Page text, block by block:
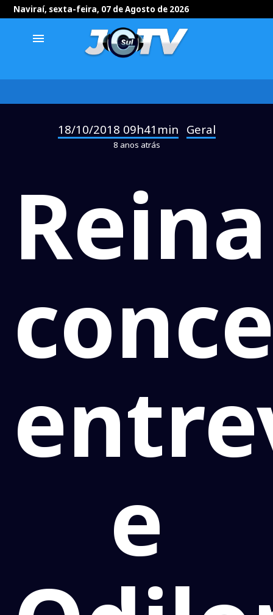
Naviraí, sexta-feira, 07 de Agosto de 2026
menu
18/10/2018 09h41min Geral
8 anos atrás
e